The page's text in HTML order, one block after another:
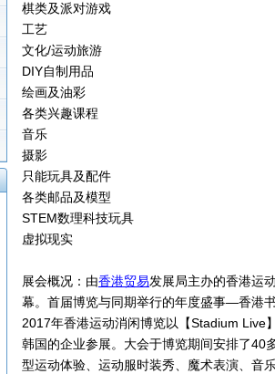
棋类及派对游戏
工艺
文化/运动旅游
DIY自制用品
绘画及油彩
各类兴趣课程
音乐
摄影
只能玩具及配件
各类邮品及模型
STEM数理科技玩具
虚拟现实
展会概况：由香港贸易发展局主办的香港运
幕。首届博览与同期举行的年度盛事—香港
2017年香港运动消闲博览以【Stadium Live
韩国的企业参展。大会于博览期间安排了40
型运动体验、运动服时装秀、魔术表演、音